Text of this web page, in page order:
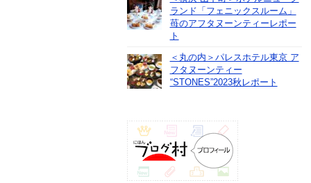
ランド「フェニックスルーム」
苺のアフタヌーンティーレポー
ト
＜丸の内＞パレスホテル東京 ア
フタヌーンティー
“STONES”2023秋レポート